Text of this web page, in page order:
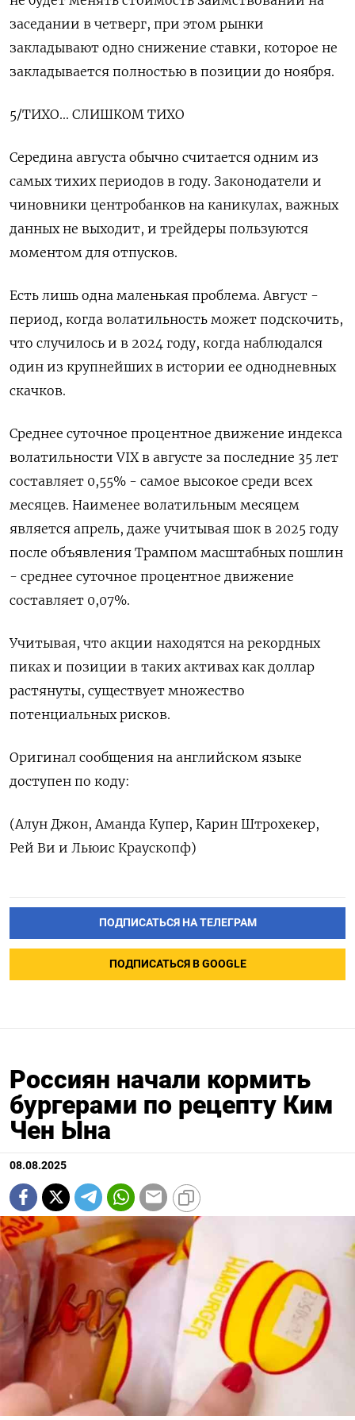
заседании в четверг, при этом рынки
закладывают одно снижение ставки, которое не
закладывается полностью в позиции до ноября.
5/ТИХО... СЛИШКОМ ТИХО
Середина августа обычно считается одним из
самых тихих периодов в году. Законодатели и
чиновники центробанков на каникулах, важных
данных не выходит, и трейдеры пользуются
моментом для отпусков.
Есть лишь одна маленькая проблема. Август -
период, когда волатильность может подскочить,
что случилось и в 2024 году, когда наблюдался
один из крупнейших в истории ее однодневных
скачков.
Среднее суточное процентное движение индекса
волатильности VIX в августе за последние 35 лет
составляет 0,55% - самое высокое среди всех
месяцев. Наименее волатильным месяцем
является апрель, даже учитывая шок в 2025 году
после объявления Трампом масштабных пошлин
- среднее суточное процентное движение
составляет 0,07%.
Учитывая, что акции находятся на рекордных
пиках и позиции в таких активах как доллар
растянуты, существует множество
потенциальных рисков.
Оригинал сообщения на английском языке
доступен по коду:
(Алун Джон, Аманда Купер, Карин Штрохекер,
Рей Ви и Льюис Краускопф)
ПОДПИСАТЬСЯ НА ТЕЛЕГРАМ
ПОДПИСАТЬСЯ В GOOGLE
Россиян начали кормить
бургерами по рецепту Ким
Чен Ына
08.08.2025